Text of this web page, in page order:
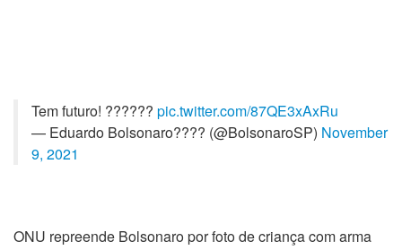
Tem futuro! ?????? pic.twitter.com/87QE3xAxRu
— Eduardo Bolsonaro???? (@BolsonaroSP) November
9, 2021
ONU repreende Bolsonaro por foto de criança com arma